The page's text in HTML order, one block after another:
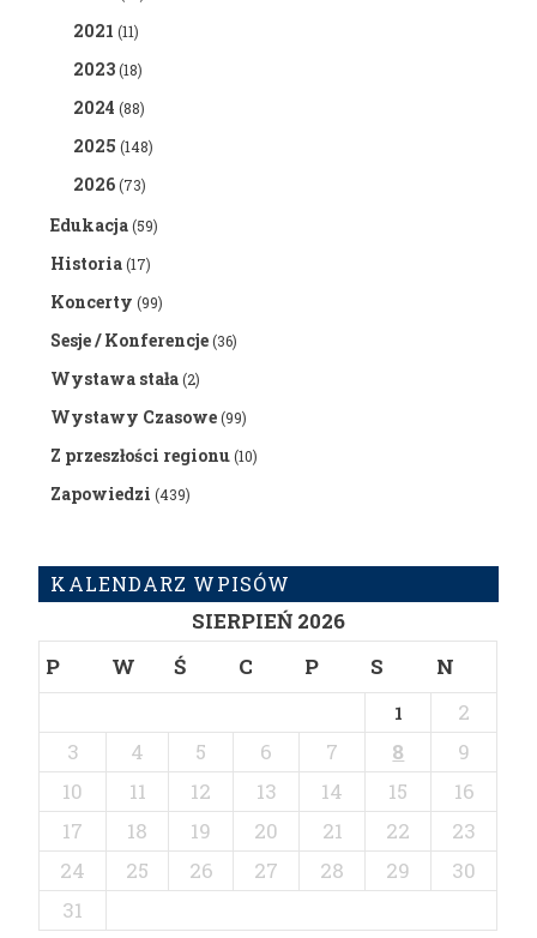
2021 (11)
2023(18)
2024 (88)
2025 (148)
2026(73)
Edukacja(59)
Historia(17)
Koncerty (99)
Sesje / Konferencje(36)
Wystawa stała(2)
Wystawy Czasowe(99)
Z przeszłości regionu(10)
Zapowiedzi (439)
KALENDARZ WPISÓW
SIERPIEŃ 2026
P
W Ś C P S N
1
2
3
4 5 6 7 8
9
10
11 12 13 14 15
16
17
18 19 20 21 22
23
24
25 26 27 28 29
30
31